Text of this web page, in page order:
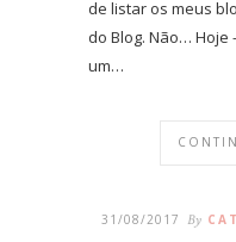
de listar os meus
do Blog. Não… Hoje
um…
31/08/2017 By